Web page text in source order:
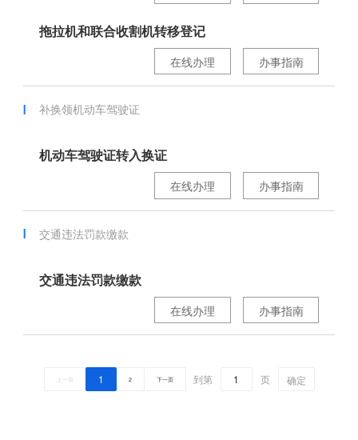
拖拉机和联合收割机转移登记
办事指南
在线办理
补换领机动车驾驶证
机动车驾驶证转入换证
办事指南
在线办理
交通违法罚款缴款
交通违法罚款缴款
办事指南
在线办理
上一页 1 2 下一页 到第 页 确定